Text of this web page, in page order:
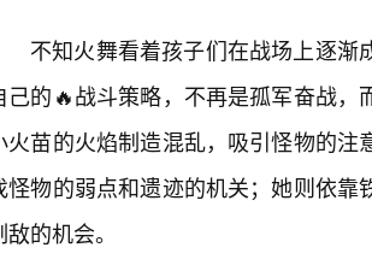
不知火舞看着孩子们在战场上逐
己的🔥战斗策略，不再是孤军奋战
火苗的火焰制造混乱，吸引怪物的
怪物的弱点和遗迹的机关；她则依
敌的机会。